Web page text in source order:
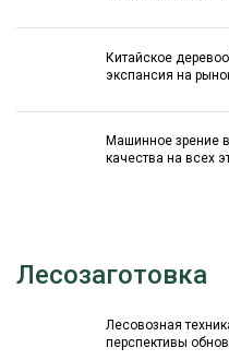
Китайское
экспансия на
Машинное зрение
качества на всех
Лесозаготовка
Лесовозная
перспективы